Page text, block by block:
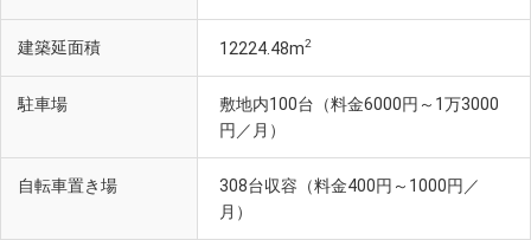
建築延面積 12224.48m2
駐車場
敷地内100台（料金6000円～1万3000
円／月）
自転車置き場
308台収容（料金400円～1000円／
月）